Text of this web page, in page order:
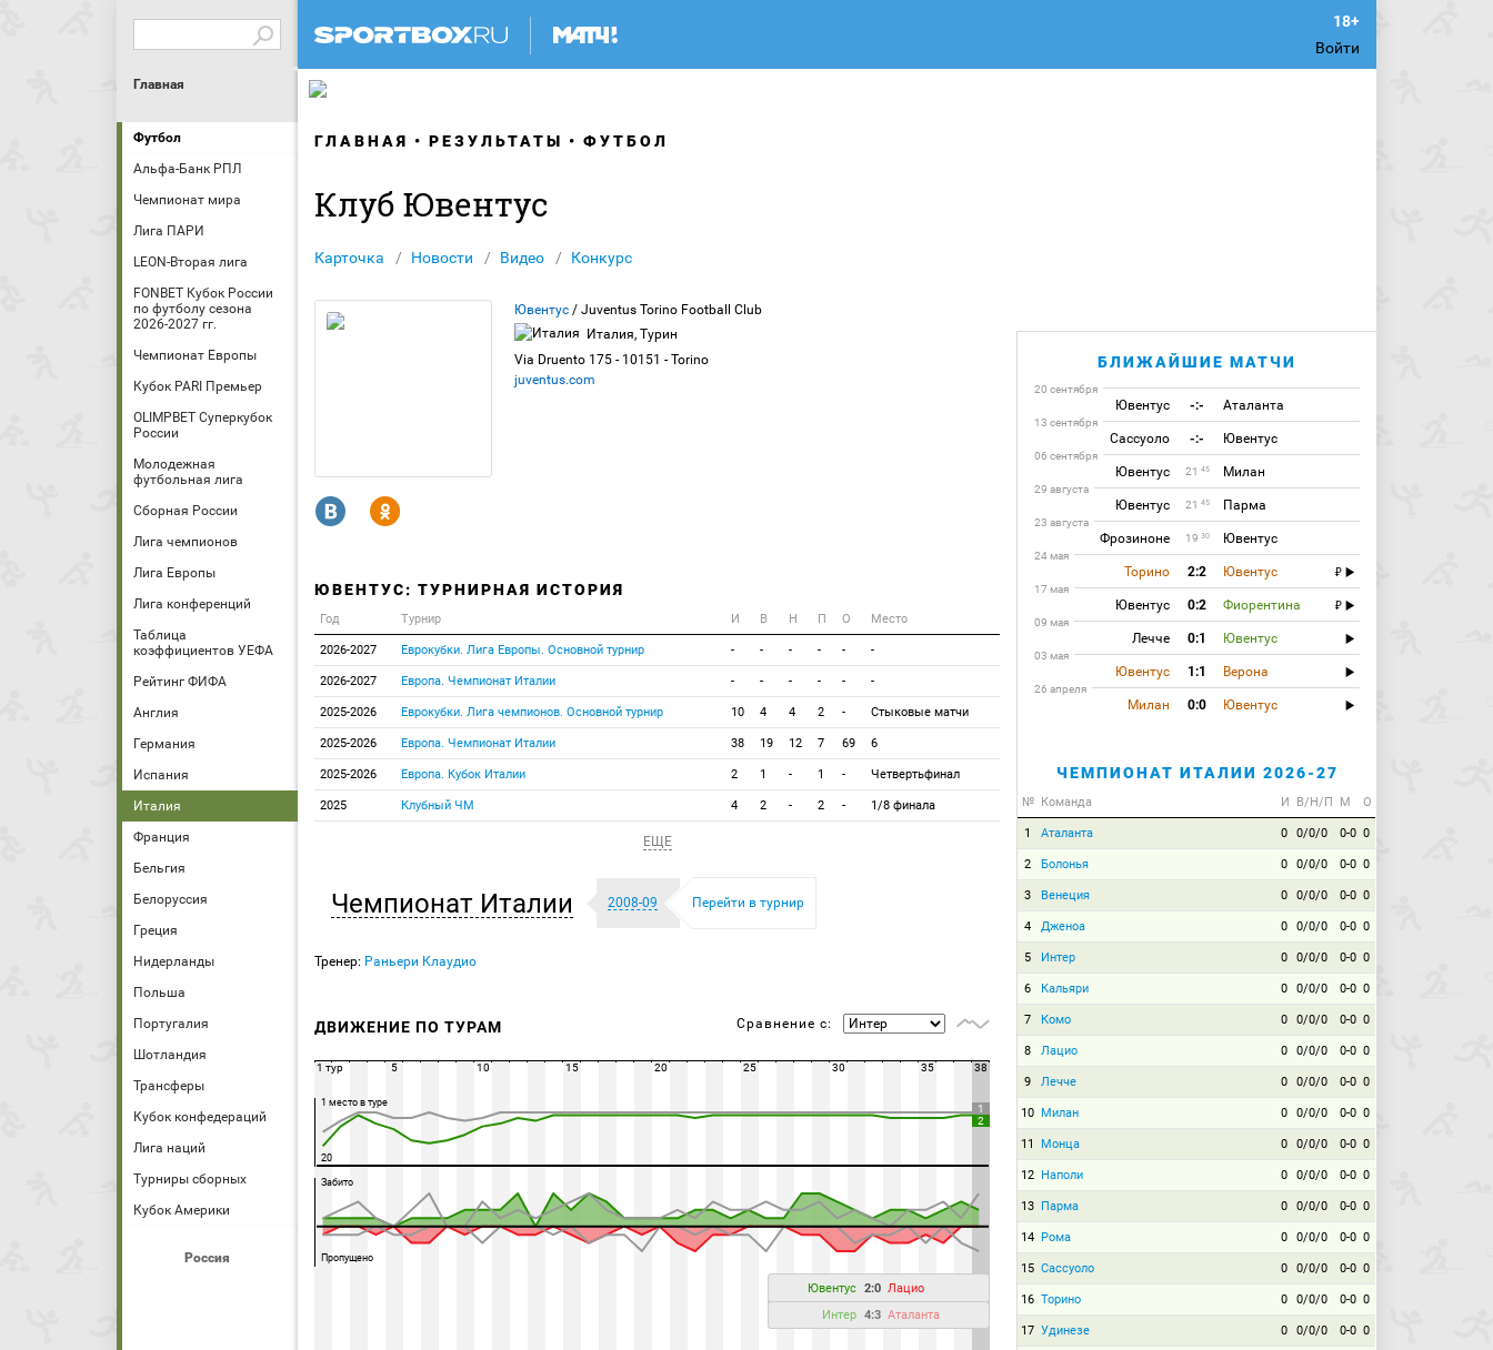
Войти
Главная
Футбол
Альфа-Банк РПЛ
Чемпионат мира
Лига ПАРИ
LEON-Вторая лига
FONBET Кубок России
по футболу сезона
2026-2027 гг.
Чемпионат Европы
Кубок PARI Премьер
OLIMPBET Суперкубок
России
Молодежная
футбольная лига
Сборная России
Лига чемпионов
Лига Европы
Лига конференций
Таблица
коэффициентов УЕФА
Рейтинг ФИФА
Англия
Германия
Испания
Италия
Франция
Бельгия
Белоруссия
Греция
Нидерланды
Польша
Португалия
Шотландия
Трансферы
Кубок конфедераций
Лига наций
Турниры сборных
Кубок Америки
Россия
ГЛАВНАЯ РЕЗУЛЬТАТЫ ФУТБОЛ
Клуб Ювентус
Карточка Новости Видео Конкурс
Ювентус / Juventus Torino Football Club
Италия, Турин
Via Druento 175 - 10151 - Torino
juventus.com
R Y
ЮВЕНТУС: ТУРНИРНАЯ ИСТОРИЯ
Год Турнир И В Н П О Место
2026-2027 Еврокубки. Лига Европы. Основной турнир - - - - - -
2026-2027 Европа. Чемпионат Италии - - - - - -
2025-2026 Еврокубки. Лига чемпионов. Основной турнир 10 4 4 2 - Стыковые матчи
2025-2026 Европа. Чемпионат Италии 38 19 12 7 69 6
2025-2026 Европа. Кубок Италии 2 1 - 1 - Четвертьфинал
2025 Клубный ЧМ 4 2 - 2 - 1/8 финала
ЕЩЕ
Чемпионат Италии 2008-09 Перейти в турнир
Тренер: Раньери Клаудио
ДВИЖЕНИЕ ПО ТУРАМ Сравнение с:
1
2
1 место в туре
20
Забито
Пропущено
Ювентус 2:0 Лацио
Интер 4:3 Аталанта
1 тур 5 10 15 20 25 30 35 38
БЛИЖАЙШИЕ МАТЧИ
20 сентября
Ювентус -:- Аталанта
13 сентября
Сассуоло -:- Ювентус
06 сентября
Ювентус 21 45 Милан
29 августа
Ювентус 21 45 Парма
23 августа
Фрозиноне 19 30 Ювентус
24 мая
Торино 2:2 Ювентус
17 мая
Ювентус 0:2 Фиорентина
09 мая
Лечче 0:1 Ювентус
03 мая
Ювентус 1:1 Верона
26 апреля
Милан 0:0 Ювентус
ЧЕМПИОНАТ ИТАЛИИ 2026-27
№ Команда И В/Н/П М О
1 Аталанта 0 0/0/0 0-0 0
2 Болонья 0 0/0/0 0-0 0
3 Венеция 0 0/0/0 0-0 0
4 Дженоа 0 0/0/0 0-0 0
5 Интер 0 0/0/0 0-0 0
6 Кальяри 0 0/0/0 0-0 0
7 Комо 0 0/0/0 0-0 0
8 Лацио 0 0/0/0 0-0 0
9 Лечче 0 0/0/0 0-0 0
10 Милан 0 0/0/0 0-0 0
11 Монца 0 0/0/0 0-0 0
12 Наполи 0 0/0/0 0-0 0
13 Парма 0 0/0/0 0-0 0
14 Рома 0 0/0/0 0-0 0
15 Сассуоло 0 0/0/0 0-0 0
16 Торино 0 0/0/0 0-0 0
17 Удинезе 0 0/0/0 0-0 0